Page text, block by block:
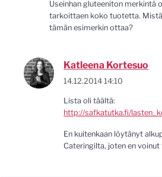
Useinhan gluteeniton merkintä
tarkoittaen koko tuotetta.
tämän esimerkin ottaa?
Katleena Kortesuo
14.12.2014 14:10
Lista oli täältä:
http://safkatutka.fi/
En kuitenkaan löytänyt
Cateringilta, joten en